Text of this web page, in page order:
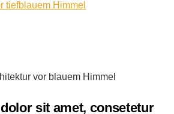
sit amet, consetetur